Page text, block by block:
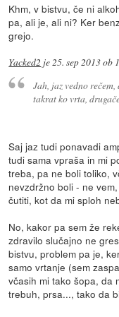
Khm, v bistvu, če ni
pa, ali je, ali ni? Ker
grejo.
Yacked2 je25. sep 2013 ob
Jah, jaz vedno
takrat ko vrta,
Saj jaz tudi ponavadi
tudi sama vpraša in mi
treba, pa ne boli toliko,
nevzdržno boli - ne
čutiti, kot da mi sploh
No, kakor pa sem že
zdravilo slučajno ne
bistvu, problem pa je,
samo vrtanje (sem
včasih mi tako šopa, da
trebuh, prsa..., tako da